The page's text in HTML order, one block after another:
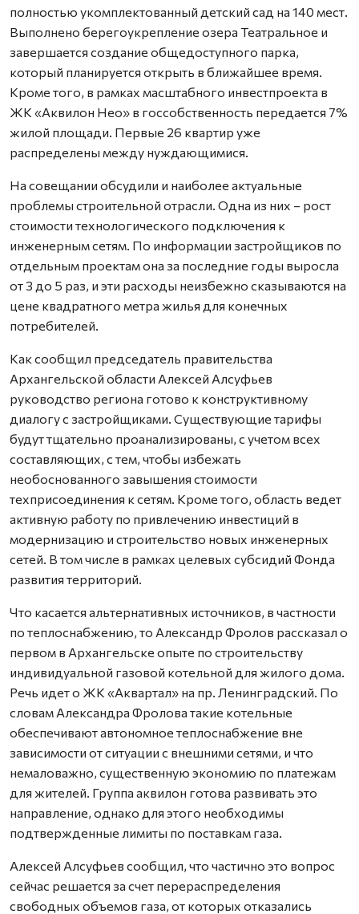
полностью укомплектованный детский сад на 140 мест.
Выполнено берегоукрепление озера Театральное и
завершается создание общедоступного парка,
который планируется открыть в ближайшее время.
Кроме того, в рамках масштабного инвестпроекта в
ЖК «Аквилон Нео» в госсобственность передается 7%
жилой площади. Первые 26 квартир уже
распределены между нуждающимися.
На совещании обсудили и наиболее актуальные
проблемы строительной отрасли. Одна из них – рост
стоимости технологического подключения к
инженерным сетям. По информации застройщиков по
отдельным проектам она за последние годы выросла
от 3 до 5 раз, и эти расходы неизбежно сказываются на
цене квадратного метра жилья для конечных
потребителей.
Как сообщил председатель правительства
Архангельской области Алексей Алсуфьев
руководство региона готово к конструктивному
диалогу с застройщиками. Существующие тарифы
будут тщательно проанализированы, с учетом всех
составляющих, с тем, чтобы избежать
необоснованного завышения стоимости
техприсоединения к сетям. Кроме того, область ведет
активную работу по привлечению инвестиций в
модернизацию и строительство новых инженерных
сетей. В том числе в рамках целевых субсидий Фонда
развития территорий.
Что касается альтернативных источников, в частности
по теплоснабжению, то Александр Фролов рассказал о
первом в Архангельске опыте по строительству
индивидуальной газовой котельной для жилого дома.
Речь идет о ЖК «Аквартал» на пр. Ленинградский. По
словам Александра Фролова такие котельные
обеспечивают автономное теплоснабжение вне
зависимости от ситуации с внешними сетями, и что
немаловажно, существенную экономию по платежам
для жителей. Группа аквилон готова развивать это
направление, однако для этого необходимы
подтвержденные лимиты по поставкам газа.
Алексей Алсуфьев сообщил, что частично это вопрос
сейчас решается за счет перераспределения
свободных объемов газа, от которых отказались